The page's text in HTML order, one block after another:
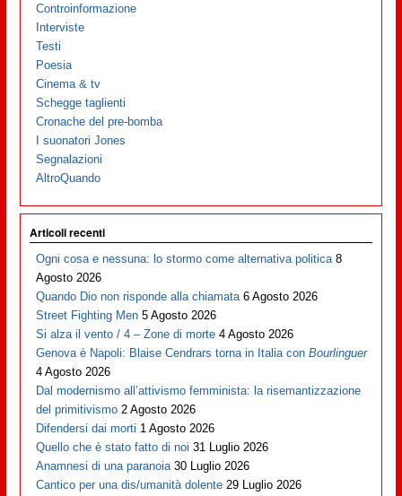
Controinformazione
Interviste
Testi
Poesia
Cinema & tv
Schegge taglienti
Cronache del pre-bomba
I suonatori Jones
Segnalazioni
AltroQuando
Articoli recenti
Ogni cosa e nessuna: lo stormo come alternativa politica 8
Agosto 2026
Quando Dio non risponde alla chiamata 6 Agosto 2026
Street Fighting Men 5 Agosto 2026
Si alza il vento / 4 – Zone di morte 4 Agosto 2026
Genova è Napoli: Blaise Cendrars torna in Italia conBourlinguer
4 Agosto 2026
Dal modernismo all’attivismo femminista: la risemantizzazione
del primitivismo 2 Agosto 2026
Difendersi dai morti 1 Agosto 2026
Quello che è stato fatto di noi 31 Luglio 2026
Anamnesi di una paranoia 30 Luglio 2026
Cantico per una dis/umanità dolente 29 Luglio 2026